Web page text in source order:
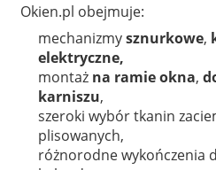
Okien.pl obejmuje:
mechanizmysznurkowe,
elektryczne,
montaż na ramie okna,
karniszu,
szeroki wybór tkanin
plisowanych,
różnorodne wykończenia